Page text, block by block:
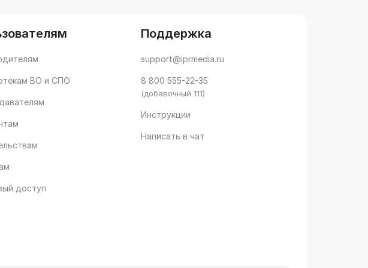
ВО и СПО
доступ
Поддержка
support@iprmedia.ru
8 800 555-22-35
(добавочный 111)
Инструкции
Написать в чат